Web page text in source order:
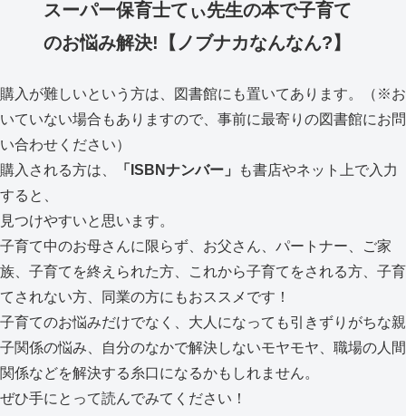
スーパー保育士てぃ先生の本で子育て
のお悩み解決!【ノブナカなんなん?】
購入が難しいという方は、図書館にも置いてあります。（※お
いていない場合もありますので、事前に最寄りの図書館にお問
い合わせください）
購入される方は、
「ISBNナンバー」
も書店やネット上で入力
すると、
見つけやすいと思います。
子育て中のお母さんに限らず、お父さん、パートナー、ご家
族、子育てを終えられた方、これから子育てをされる方、子育
てされない方、同業の方にもおススメです！
子育てのお悩みだけでなく、大人になっても引きずりがちな親
子関係の悩み、自分のなかで解決しないモヤモヤ、職場の人間
関係などを解決する糸口になるかもしれません。
ぜひ手にとって読んでみてください！